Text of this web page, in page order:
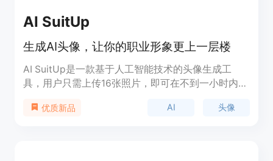
AI SuitUp
生成AI头像，让你的职业形象更上一层楼
AI SuitUp是一款基于人工智能技术的头像生成工
具，用户只需上传16张照片，即可在不到一小时内获
操作、专业品质等优势，适用于LinkedIn、简历、团
优质新品 AI 头像